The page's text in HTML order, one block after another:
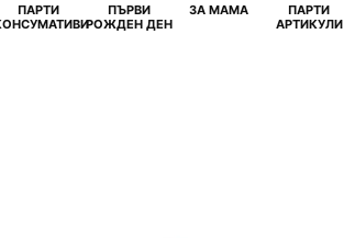
ПАРТИ
ПЪРВИ
РОЖДЕН ДЕН
ЗА МАМА
ПАРТИ
АРТИКУЛИ